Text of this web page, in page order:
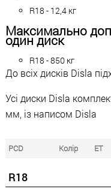
R18 - 12,4 кг
Максимально
один диск
R18 - 850 кг
До всіх дисків Disla
Усі диски Disla
мм, із написом Disla
PCD Колір ET
R18